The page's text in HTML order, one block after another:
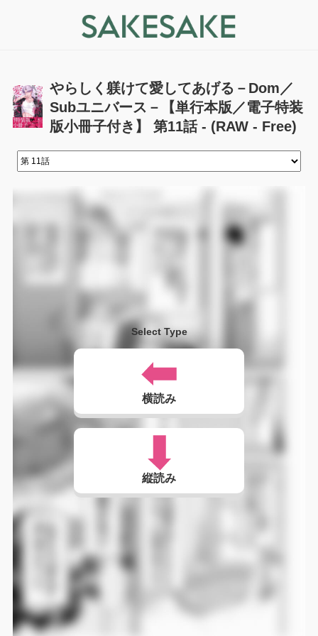
やらしく躾けて愛してあげる－Dom／
Subユニバース－【単行本版／電子特装
版小冊子付き】 第11話 - (RAW - Free)
Select Type
横読み
縦読み